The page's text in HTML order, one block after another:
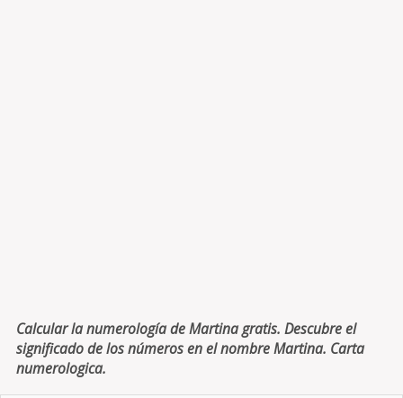
Calcular la numerología de Martina gratis. Descubre el
significado de los números en el nombre Martina. Carta
numerologica.